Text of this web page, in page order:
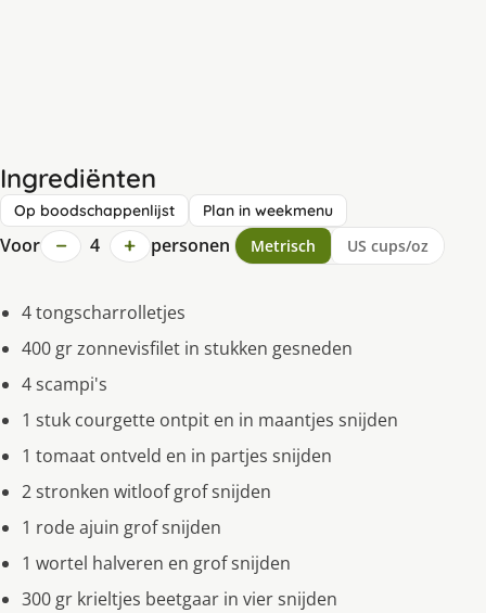
Ingrediënten
Op boodschappenlijst Plan in weekmenu
Voor − 4 + personen Metrisch US cups/oz
4 tongscharrolletjes
400 gr zonnevisfilet in stukken gesneden
4 scampi's
1 stuk courgette ontpit en in maantjes snijden
1 tomaat ontveld en in partjes snijden
2 stronken witloof grof snijden
1 rode ajuin grof snijden
1 wortel halveren en grof snijden
300 gr krieltjes beetgaar in vier snijden